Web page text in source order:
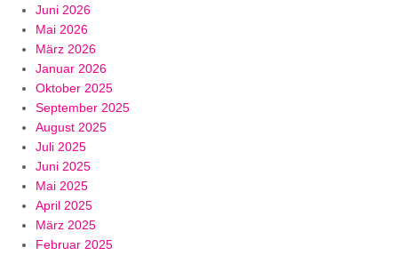
Juni 2026
Mai 2026
März 2026
Januar 2026
Oktober 2025
September 2025
August 2025
Juli 2025
Juni 2025
Mai 2025
April 2025
März 2025
Februar 2025